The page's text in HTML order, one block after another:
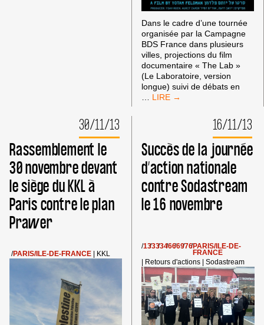
Dans le cadre d’une tournée
organisée par la Campagne
BDS France dans plusieurs
villes, projections du film
documentaire « The Lab »
(Le Laboratoire, version
longue) suivi de débats en
PROJECTION
LAB
»
(LE
LABORATOIRE)
DANS
PLUSIEURS
VILLES
30/11/13
Rassemblement le
30 novembre devant
le siège du KKL à
Paris contre le plan
Prawer
/PARIS/ILE-DE-FRANCE KKL
16/11/13
Succès de la journée
d’action nationale
contre Sodastream
le 16 novembre
/13/33/34/66/69/76/PARIS/ILE-DE-
FRANCE
Retours d'actions Sodastream